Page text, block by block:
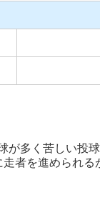
が多く苦しい投
者を進められ